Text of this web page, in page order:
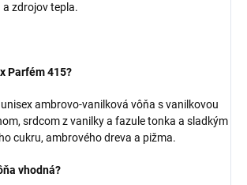
a zdrojov tepla.
Parfém 415?
ambrovo-vanilková vôňa s vanilkovou
srdcom z vanilky a fazule tonka a sladkým
cukru, ambrového dreva a pižma.
vhodná?